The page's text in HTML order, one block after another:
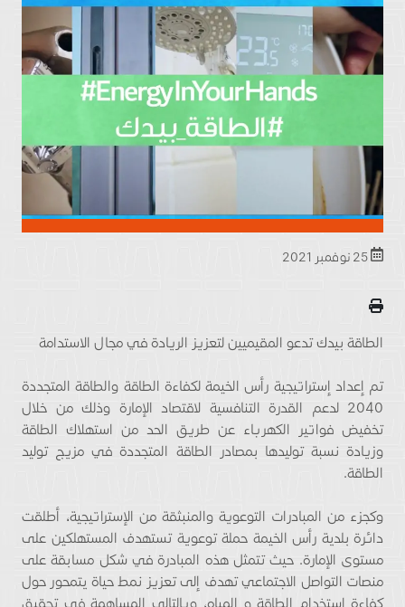
الطاقة بيدك تدعو المقيميين لتعزيز الريادة في مجال الاستدامة
تم إعداد إستراتيجية رأس الخيمة لكفاءة الطاقة والطاقة المتجددة
2040 لدعم القدرة التنافسية لاقتصاد الإمارة وذلك من خلال
تخفيض فواتير الكهرباء عن طريق الحد من استهلاك الطاقة
وزيادة نسبة توليدها بمصادر الطاقة المتجددة في مزيج توليد
الطاقة.
وكجزء من المبادرات التوعوية والمنبثقة من الإستراتيجية، أطلقت
دائرة بلدية رأس الخيمة حملة توعوية تستهدف المستهلكين على
مستوى الإمارة. حيث تتمثل هذه المبادرة في شكل مسابقة على
منصات التواصل الاجتماعي تهدف إلى تعزيز نمط حياة يتمحور حول